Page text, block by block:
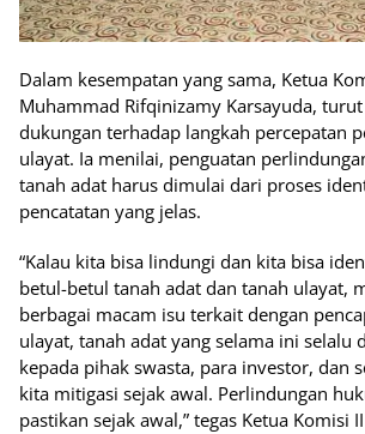
Dalam kesempatan yang sama, Ketua
Muhammad Rifqinizamy Karsayuda,
dukungan terhadap langkah percepatan
ulayat. Ia menilai, penguatan
tanah adat harus dimulai dari proses
pencatatan yang jelas.
“Kalau kita bisa lindungi dan kita bisa
betul-betul tanah adat dan tanah ulayat,
berbagai macam isu terkait dengan
ulayat, tanah adat yang selama ini selalu
kepada pihak swasta, para investor, dan
kita mitigasi sejak awal. Perlindungan
pastikan sejak awal,” tegas Ketua Komisi II